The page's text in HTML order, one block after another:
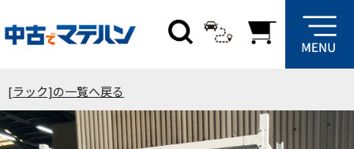
[ラック]の一覧へ戻る